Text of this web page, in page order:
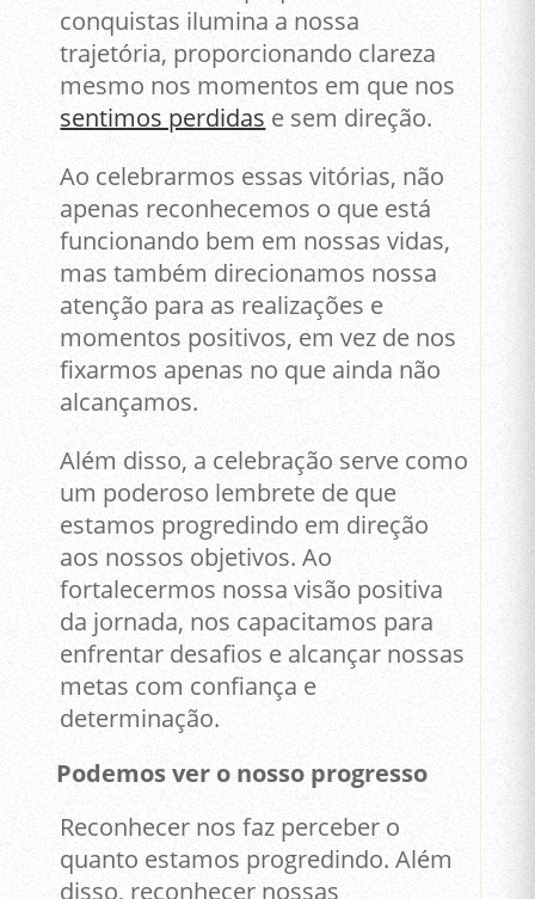
conquistas ilumina a nossa
trajetória, proporcionando clareza
mesmo nos momentos em que nos
sentimos perdidas e sem direção.
Ao celebrarmos essas vitórias, não
apenas reconhecemos o que está
funcionando bem em nossas vidas,
mas também direcionamos nossa
atenção para as realizações e
momentos positivos, em vez de nos
fixarmos apenas no que ainda não
alcançamos.
Além disso, a celebração serve como
um poderoso lembrete de que
estamos progredindo em direção
aos nossos objetivos. Ao
fortalecermos nossa visão positiva
da jornada, nos capacitamos para
enfrentar desafios e alcançar nossas
metas com confiança e
determinação.
Podemos ver o nosso progresso
Reconhecer nos faz perceber o
quanto estamos progredindo. Além
disso, reconhecer nossas